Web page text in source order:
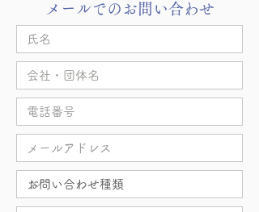
​メールでのお問い合わせ